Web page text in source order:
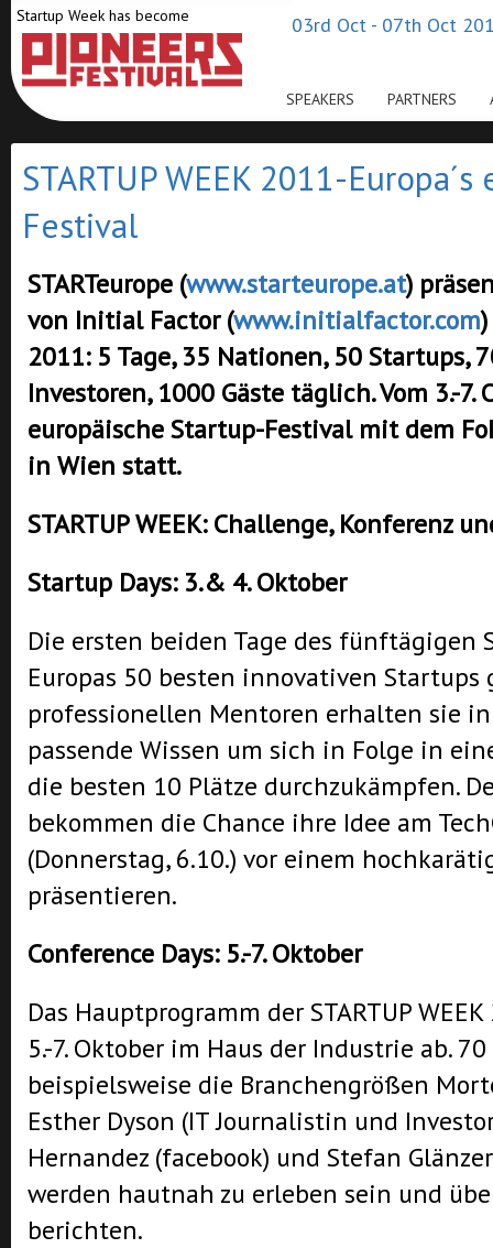
Startup Week has become
SPEAKERS PARTNERS
03rd Oct - 07th Oct
STARTUP WEEK 2011-
Festival
STARTeurope (www.starteurope.at)
von Initial Factor (www.initialfactor.com
2011: 5 Tage, 35 Nationen, 50 Startups,
Investoren, 1000 Gäste täglich. Vom 3.-
europäische Startup-Festival mit dem
in Wien statt.
STARTUP WEEK: Challenge, Konferenz
Startup Days: 3.& 4. Oktober
Die ersten beiden Tage des fünftägigen
Europas 50 besten innovativen Startups
professionellen Mentoren erhalten sie in
passende Wissen um sich in Folge in
die besten 10 Plätze durchzukämpfen.
bekommen die Chance ihre Idee am
(Donnerstag, 6.10.) vor einem
präsentieren.
Conference Days: 5.-7. Oktober
Das Hauptprogramm der STARTUP
5.-7. Oktober im Haus der Industrie ab.
beispielsweise die Branchengrößen
Esther Dyson (IT Journalistin und
Hernandez (facebook) und Stefan
werden hautnah zu erleben sein und
berichten.